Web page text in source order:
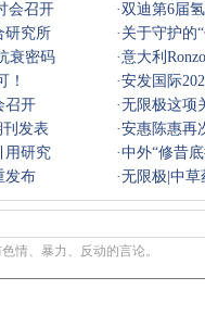
会召开 ·双迪第6届
研究所 · 关于守护的
衰密码 ·意大利
！ ·安发国际
物研究院理
召开 ·无限极这项
发表 ·安惠陈惠再
长
用研究 ·中外“修昔
越
发布 ·无限极|中
情、暴力、反动的言论。